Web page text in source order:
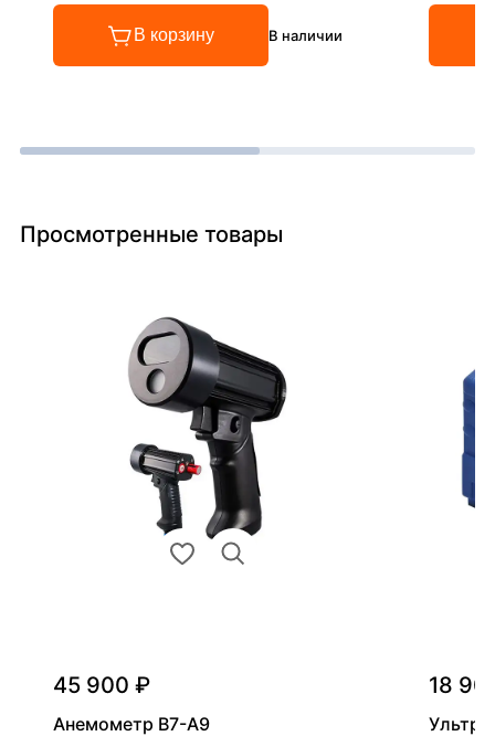
В корзину В наличии
Просмотренные товары
45 900 ₽
Анемометр В7-А9
18